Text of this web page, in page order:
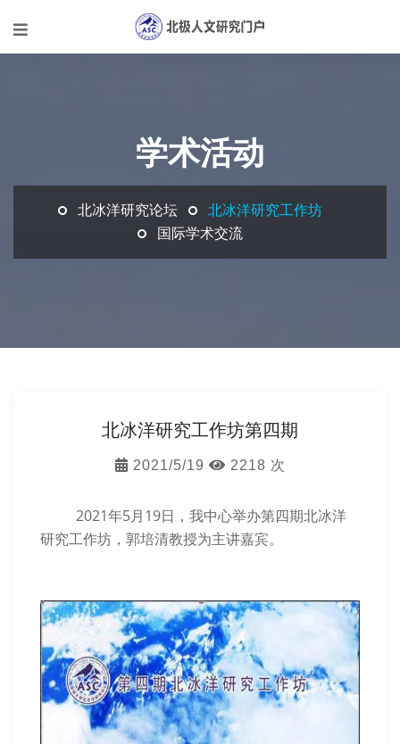
学术活动
北冰洋研究论坛
北冰洋研究工作坊
国际学术交流
北冰洋研究工作坊第四期
2021/5/19 2218 次
2021年5月19日，我中心举办第四期北冰洋
研究工作坊，郭培清教授为主讲嘉宾。